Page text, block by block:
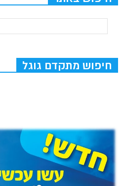
חיפוש מתקדם גוגל